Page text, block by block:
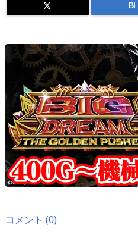
B!
コメント (0)